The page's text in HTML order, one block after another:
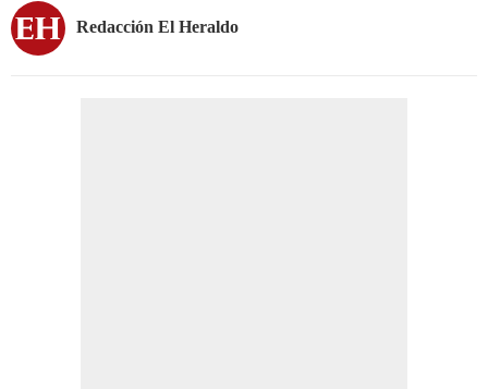
Redacción El Heraldo